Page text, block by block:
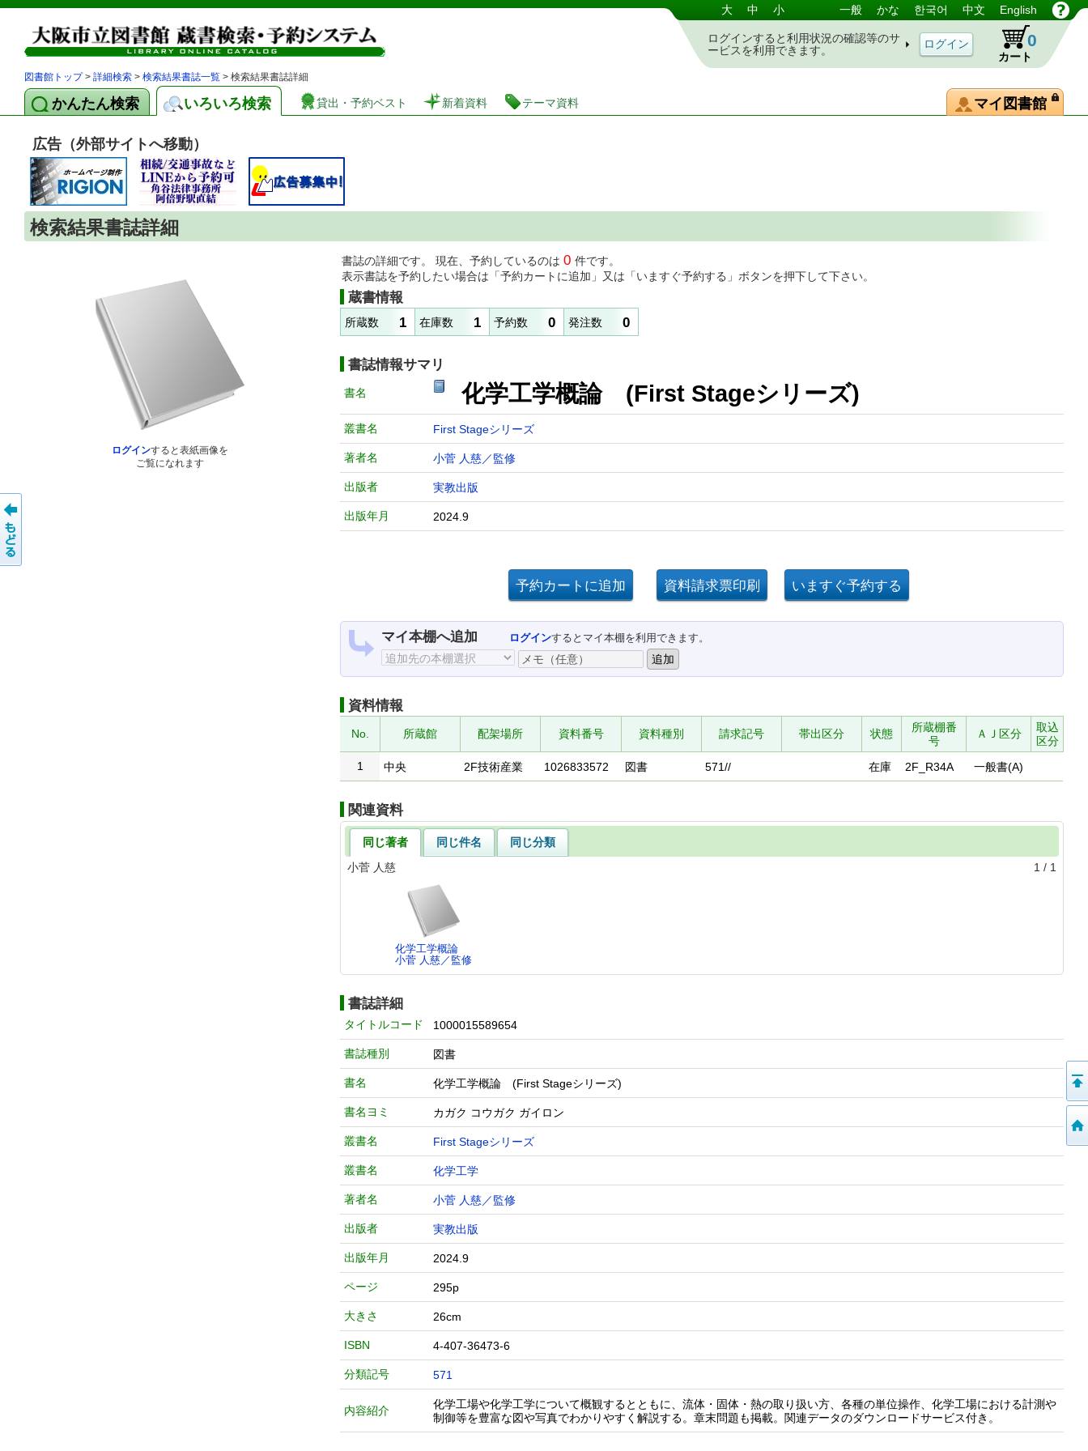
図書館 蔵書検索・予約システム 大 中 小 一般 かな 한국어 中文 English
ログインすると利用状況の確認等のサ
ービスを利用できます。
カート
0
図書館トップ> 詳細検索 > 検索結果書誌一覧 > 検索結果書誌詳細
かんたん検索 いろいろ検索 貸出・予約ベスト 新着資料 テーマ資料 マイ図書館
広告（外部サイトへ移動）
検索結果書誌詳細
ログインすると表紙画像を
ご覧になれます
書誌の詳細です。 現在、予約しているのは 0 件です。
表示書誌を予約したい場合は「予約カートに追加」又は「いますぐ予約する」ボタンを押下して下さい。
蔵書情報
所蔵数 1 在庫数 1 予約数 0 発注数 0
書誌情報サマリ
書名 化学工学概論 (First Stageシリーズ)
叢書名 First Stageシリーズ
著者名 小菅 人慈／監修
出版者 実教出版
出版年月 2024.9
マイ本棚へ追加 ログインするとマイ本棚を利用できます。
資料情報
No. 所蔵館 配架場所 資料番号 資料種別 請求記号 帯出区分 状態
所蔵棚番
号
ＡＪ区分
取込
区分
1
中央 2F技術産業 1026833572 図書 571// 在庫 2F_R34A 一般書(A)
関連資料
同じ著者 同じ件名
同じ分類
小菅 人慈
1 / 1
化学工学概論
小菅 人慈／監修
書誌詳細
タイトルコード 1000015589654
書誌種別 図書
書名 化学工学概論 (First Stageシリーズ)
書名ヨミ カガク コウガク ガイロン
叢書名 First Stageシリーズ
叢書名 化学工学
著者名 小菅 人慈／監修
出版者 実教出版
出版年月 2024.9
ページ 295p
大きさ 26cm
ISBN 4-407-36473-6
分類記号 571
内容紹介
化学工場や化学工学について概観するとともに、流体・固体・熱の取り扱い方、各種の単位操作、化学工場における計測や
制御等を豊富な図や写真でわかりやすく解説する。章末問題も掲載。関連データのダウンロードサービス付き。